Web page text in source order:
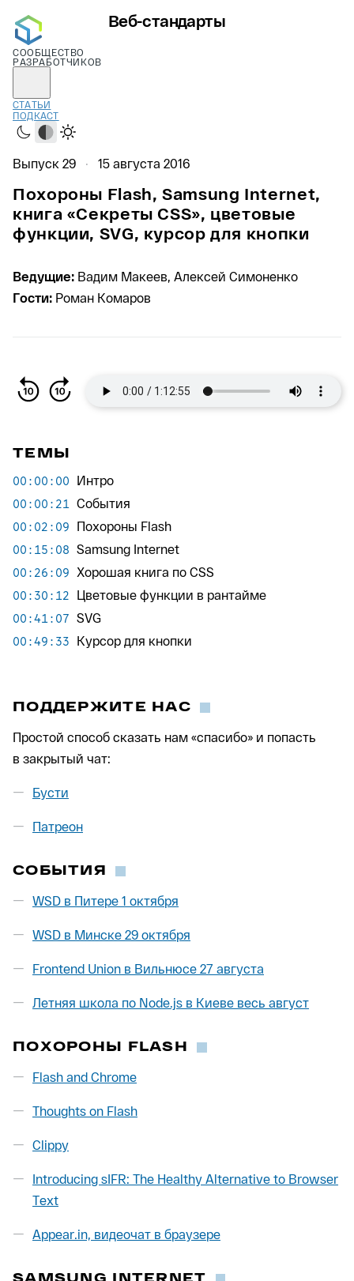
Веб-стандарты
СООБЩЕСТВО
РАЗРАБОТЧИКОВ
СТАТЬИ
ПОДКАСТ
Выпуск 29 15 августа 2016
Похороны Flash, Samsung Internet,
книга «Секреты CSS», цветовые
функции, SVG, курсор для кнопки
Ведущие: Вадим Макеев, Алексей Симоненко
Гости: Роман Комаров
ТЕМЫ
00:00:00 Интро
00:00:21 События
00:02:09 Похороны Flash
00:15:08 Samsung Internet
00:26:09 Хорошая книга по CSS
00:30:12 Цветовые функции в рантайме
00:41:07 SVG
00:49:33 Курсор для кнопки
ПОДДЕРЖИТЕ НАС
Простой способ сказать нам «спасибо» и попасть
в закрытый чат:
Бусти
Патреон
СОБЫТИЯ
WSD в Питере 1 октября
WSD в Минске 29 октября
Frontend Union в Вильнюсе 27 августа
Летняя школа по Node.js в Киеве весь август
ПОХОРОНЫ FLASH
Flash and Chrome
Thoughts on Flash
Clippy
Introducing sIFR: The Healthy Alternative to Browser
Text
Appear.in, видеочат в браузере
SAMSUNG INTERNET